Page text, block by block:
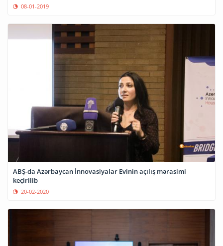
08-01-2019
ABŞ-da Azərbaycan İnnovasiyalar Evinin açılış mərasimi
keçirilib
20-02-2020